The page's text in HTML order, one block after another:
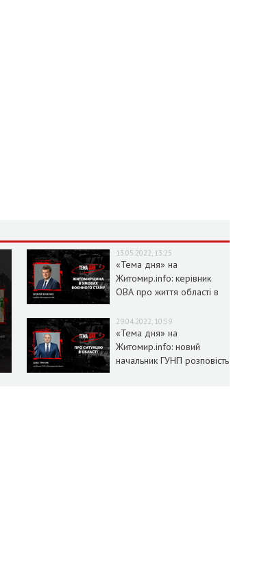
13.05.2022, 13:25
«Тема дня» на
Житомир.info: керівник
ОВА про життя області в
29.04.2022, 10:59
«Тема дня» на
Житомир.info: новий
начальник ГУНП розповість